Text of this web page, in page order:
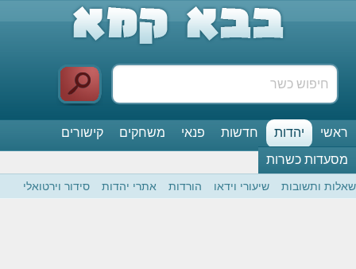
ראשי יהדות חדשות פנאי משחקים
קישורים
מסעדות כשרות
שאלות ותשובות שיעורי וידאו הורדות אתרי יהדות סידור וירטואלי